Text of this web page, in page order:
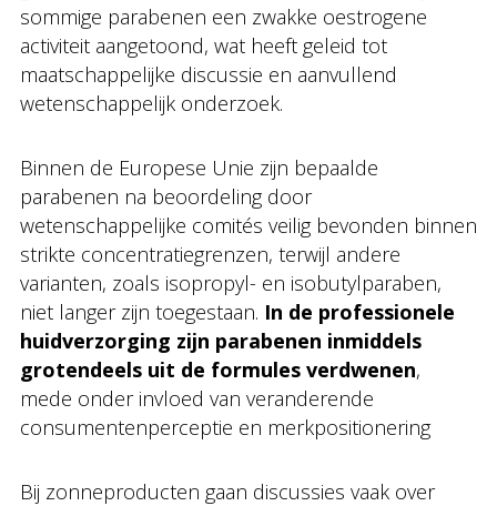
sommige parabenen een zwakke oestrogene
activiteit aangetoond, wat heeft geleid tot
maatschappelijke discussie en aanvullend
wetenschappelijk onderzoek.
Binnen de Europese Unie zijn bepaalde
parabenen na beoordeling door
wetenschappelijke comités veilig bevonden binnen
strikte concentratiegrenzen, terwijl andere
varianten, zoals isopropyl- en isobutylparaben,
niet langer zijn toegestaan. In de professionele
huidverzorging zijn parabenen inmiddels
grotendeels uit de formules verdwenen,
mede onder invloed van veranderende
consumentenperceptie en merkpositionering
Bij zonneproducten gaan discussies vaak over